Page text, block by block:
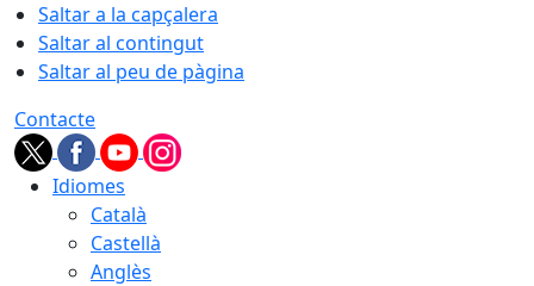
Saltar a la capçalera
Saltar al contingut
Saltar al peu de pàgina
Contacte
Idiomes
Català
Castellà
Anglès